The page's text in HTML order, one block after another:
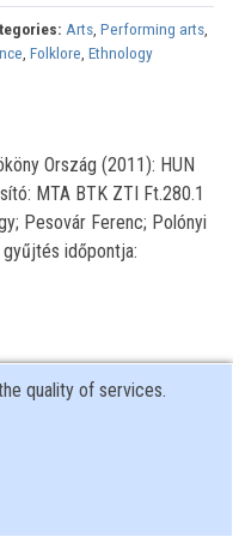
Arts, Performing arts,
, Folklore, Ethnology
Ország (2011): HUN
MTA BTK ZTI Ft.280.1
Pesovár Ferenc; Polónyi
gyűjtés időpontja:
quality of services.